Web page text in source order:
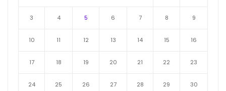
3 4 5 6 7 8 9
10 11 12 13 14 15 16
17 18 19 20 21 22 23
24 25 26 27 28 29 30